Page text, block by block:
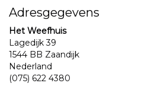
Adresgegevens
Het Weefhuis
Lagedijk 39
1544 BB Zaandijk
Nederland
(075) 622 4380